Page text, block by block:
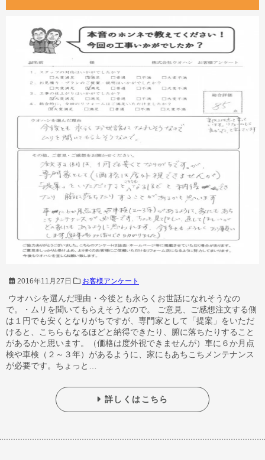
2016年11月27日 お客様アンケート
ウオハシを選んだ理由・今後とも永らくお世話になれそうなの
で。・ムリを聞いてもらえそうなので。 ご意見、ご感想注文する側
は１円でも安くとなりがちですが、専門家として「提案」をいただ
けると、こちらもなるほどと納得できたり、腑に落ちたりすること
があるかと思います。（価格は度外視できませんが）車に６か月点
検や車検（２～３年）があるように、家にもあちこちメンテナンス
が必要です。ちょっと…
詳しくはこちら